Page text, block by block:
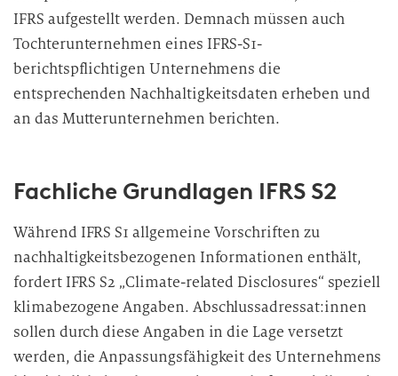
IFRS aufgestellt werden. Demnach müssen auch
Tochterunternehmen eines IFRS-S1-
berichtspflichtigen Unternehmens die
entsprechenden Nachhaltigkeitsdaten erheben und
an das Mutterunternehmen berichten.
Fachliche Grundlagen IFRS S2
Während IFRS S1 allgemeine Vorschriften zu
nachhaltigkeitsbezogenen Informationen enthält,
fordert IFRS S2 „Climate-related Disclosures“ speziell
klimabezogene Angaben. Abschlussadressat:innen
sollen durch diese Angaben in die Lage versetzt
werden, die Anpassungsfähigkeit des Unternehmens